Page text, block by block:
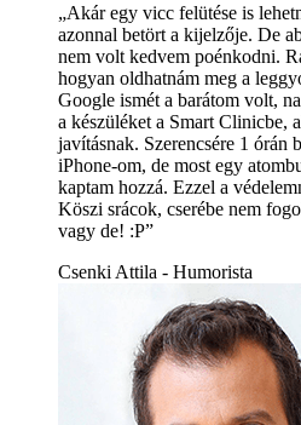
„Akár egy vicc felütése is
azonnal betört a kijelzője. De
nem volt kedvem poénkodni.
hogyan oldhatnám meg a
Google ismét a barátom volt,
a készüléket a Smart Clinicbe,
javításnak. Szerencsére 1 órán
iPhone-om, de most egy
kaptam hozzá. Ezzel a
Köszi srácok, cserébe nem
vagy de! :P”
Csenki Attila - Humorista